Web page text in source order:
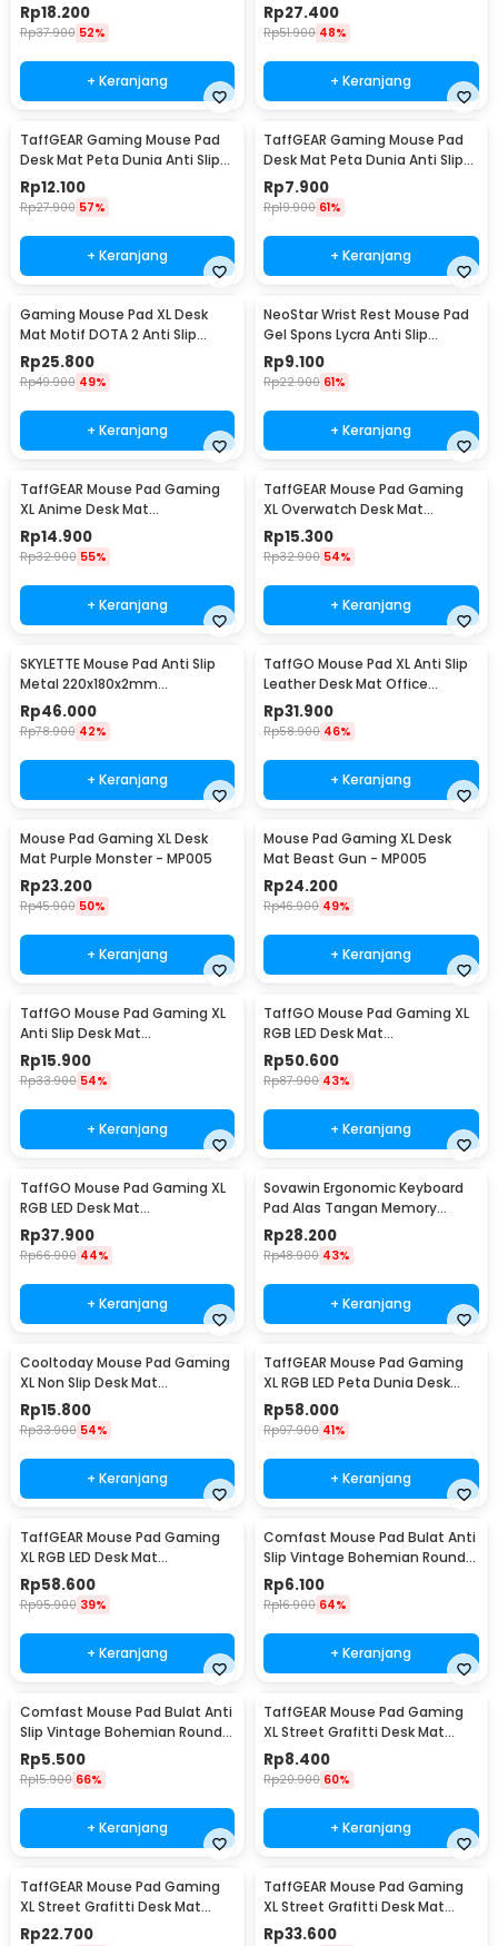
Waterproof 300x800x3mm -
MP001
Rp18.200
Rp37.900 52%
+ Keranjang
Waterproof 400x900x3mm -
MP001
Rp27.400
Rp51.900 48%
+ Keranjang
TaffGEAR Gaming Mouse Pad
Desk Mat Peta Dunia Anti Slip
Waterproof 300x600x2mm -
MP002
Rp12.100
Rp27.900 57%
+ Keranjang
TaffGEAR Gaming Mouse Pad
Desk Mat Peta Dunia Anti Slip
Waterproof 300x250x3mm -
MP002
Rp7.900
Rp19.900 61%
+ Keranjang
Gaming Mouse Pad XL Desk
Mat Motif DOTA 2 Anti Slip
400x900x2mm
Rp25.800
Rp49.900 49%
+ Keranjang
NeoStar Wrist Rest Mouse Pad
Gel Spons Lycra Anti Slip
210x230x4mm - MP24
Rp9.100
Rp22.900 61%
+ Keranjang
TaffGEAR Mouse Pad Gaming
XL Anime Desk Mat
800x300x2mm One Piece -
MP004
Rp14.900
Rp32.900 55%
+ Keranjang
TaffGEAR Mouse Pad Gaming
XL Overwatch Desk Mat
800x300x2mm Overwatch
Rp15.300
Rp32.900 54%
+ Keranjang
SKYLETTE Mouse Pad Anti Slip
Metal 220x180x2mm
220x180x2mm - SKY-053
Rp46.000
Rp78.900 42%
+ Keranjang
TaffGO Mouse Pad XL Anti Slip
Leather Desk Mat Office
800x400x1mm 400x800x1mm -
A47780
Rp31.900
Rp58.900 46%
+ Keranjang
Mouse Pad Gaming XL Desk
Mat Purple Monster - MP005
Rp23.200
Rp45.900 50%
+ Keranjang
Mouse Pad Gaming XL Desk
Mat Beast Gun - MP005
Rp24.200
Rp46.900 49%
+ Keranjang
TaffGO Mouse Pad Gaming XL
Anti Slip Desk Mat
300x800x2mm Control - LS
Rp15.900
Rp33.900 54%
+ Keranjang
TaffGO Mouse Pad Gaming XL
RGB LED Desk Mat
300x800x4mm
Rp50.600
Rp87.900 43%
+ Keranjang
TaffGO Mouse Pad Gaming XL
RGB LED Desk Mat
250x300x4mm
Rp37.900
Rp66.900 44%
+ Keranjang
Sovawin Ergonomic Keyboard
Pad Alas Tangan Memory
Foam - SH-023
Rp28.200
Rp48.900 43%
+ Keranjang
Cooltoday Mouse Pad Gaming
XL Non Slip Desk Mat
800x300x2mm - LN001
Rp15.800
Rp33.900 54%
+ Keranjang
TaffGEAR Mouse Pad Gaming
XL RGB LED Peta Dunia Desk
Mat 300x700x4mm - GMS-
WT-5
Rp58.000
Rp97.900 41%
+ Keranjang
TaffGEAR Mouse Pad Gaming
XL RGB LED Desk Mat
900x300x4mm 300x900x4mm
- RGB-01
Rp58.600
Rp95.900 39%
+ Keranjang
Comfast Mouse Pad Bulat Anti
Slip Vintage Bohemian Round
200x200x3mm Gray Moroccan
Floral
Rp6.100
Rp16.900 64%
+ Keranjang
Comfast Mouse Pad Bulat Anti
Slip Vintage Bohemian Round
200x200x3mm Blue Moroccan
Floral
Rp5.500
Rp15.900 66%
+ Keranjang
TaffGEAR Mouse Pad Gaming
XL Street Grafitti Desk Mat
300x250x3mm - EI25
Rp8.400
Rp20.900 60%
+ Keranjang
TaffGEAR Mouse Pad Gaming
XL Street Grafitti Desk Mat
800x300x3mm - EI25
Rp22.700
TaffGEAR Mouse Pad Gaming
XL Street Grafitti Desk Mat
900x400x3mm - EI25
Rp33.600